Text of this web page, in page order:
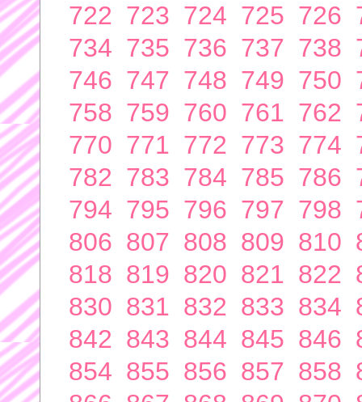
722 723 724 725 726
734 735 736 737 738
746 747 748 749 750
758 759 760 761 762
770 771 772 773 774
782 783 784 785 786
794 795 796 797 798
806 807 808 809 810
818 819 820 821 822
830 831 832 833 834
842 843 844 845 846
854 855 856 857 858